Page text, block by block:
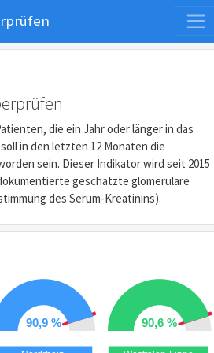
die ein Jahr oder länger in das
in den letzten 12 Monaten die
sein. Dieser Indikator wird seit 2015
geschätzte glomeruläre
des Serum-Kreatinins).
90,9 % 90,6 %